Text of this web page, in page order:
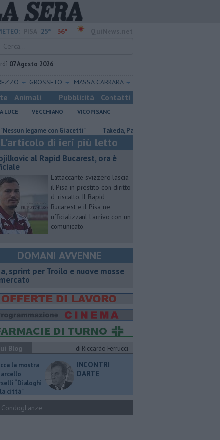
25° 36°
07 Agosto 2026
GROSSETO MASSA CARRARA
Animali Pubblicità Contatti
LUCE VECCHIANO VICOPISANO
legame con Giacetti" Takeda, Pasqualino, "Il dialogo deve continuare"
L'articolo di ieri più letto
al Rapid Bucarest, ora è
L'attaccante svizzero lascia
il Pisa in prestito con diritto
di riscatto. Il Rapid
Bucarest e il Pisa ne
ufficializzanl l'arrivo con un
comunicato.
DOMANI AVVENNE
sprint per Troilo e nuove mosse
Blog
di Riccardo Ferrucci
la mostra
“Dialoghi
città"
INCONTRI
D'ARTE
Condoglianze